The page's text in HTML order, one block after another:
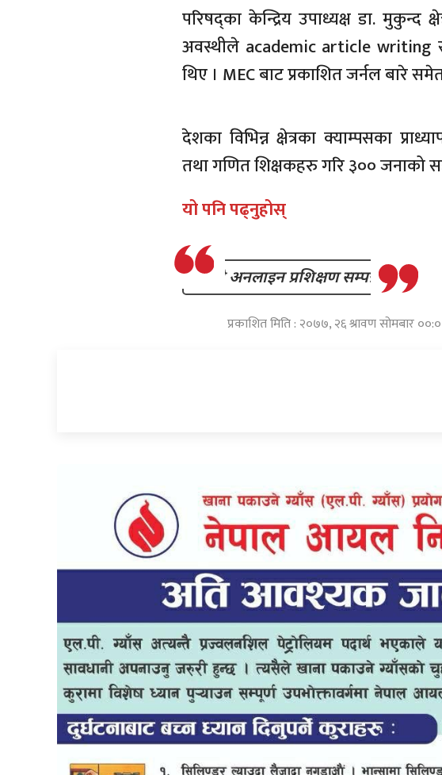
परिषद्का केन्द्रिय उपाध्यक्ष डा. मुकुन्द
अवस्थीले academic article writing
थिए । MEC बाट प्रकाशित जर्नल बारे
देशका विभिन्न क्षेत्रका क्याम्पसका
तथा गणित शिक्षकहरु गरि ३०० जनाको
यो पनि पढ्नुहोस्
दोस्रो अनलाइन प्रशिक्षण सम्पन्न
प्रकाशित मिति : २०७७, २६ श्रावण सोमबार